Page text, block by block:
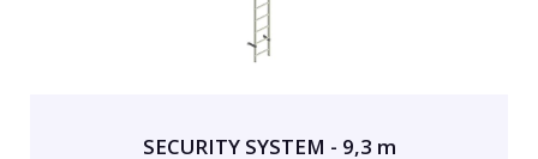
SECURITY SYSTEM - 9,3 m